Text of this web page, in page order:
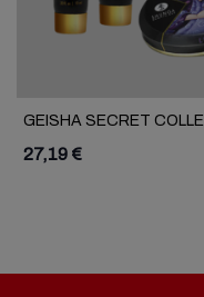
GEISHA SECRET
27,19 €